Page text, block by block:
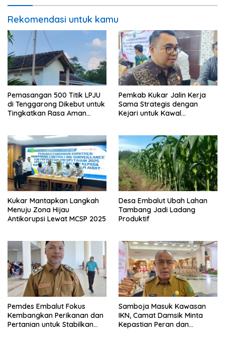
Rekomendasi untuk kamu
Pemasangan 500 Titik LPJU
di Tenggarong Dikebut untuk
Tingkatkan Rasa Aman
Pemkab Kukar Jalin Kerja
Sama Strategis dengan
Kejari untuk Kawal
Kukar Mantapkan Langkah
Menuju Zona Hijau
Antikorupsi Lewat MCSP 2025
Desa Embalut Ubah Lahan
Tambang Jadi Ladang
Produktif
Pemdes Embalut Fokus
Kembangkan Perikanan dan
Pertanian untuk Stabilkan
Samboja Masuk Kawasan
IKN, Camat Damsik Minta
Kepastian Peran dan